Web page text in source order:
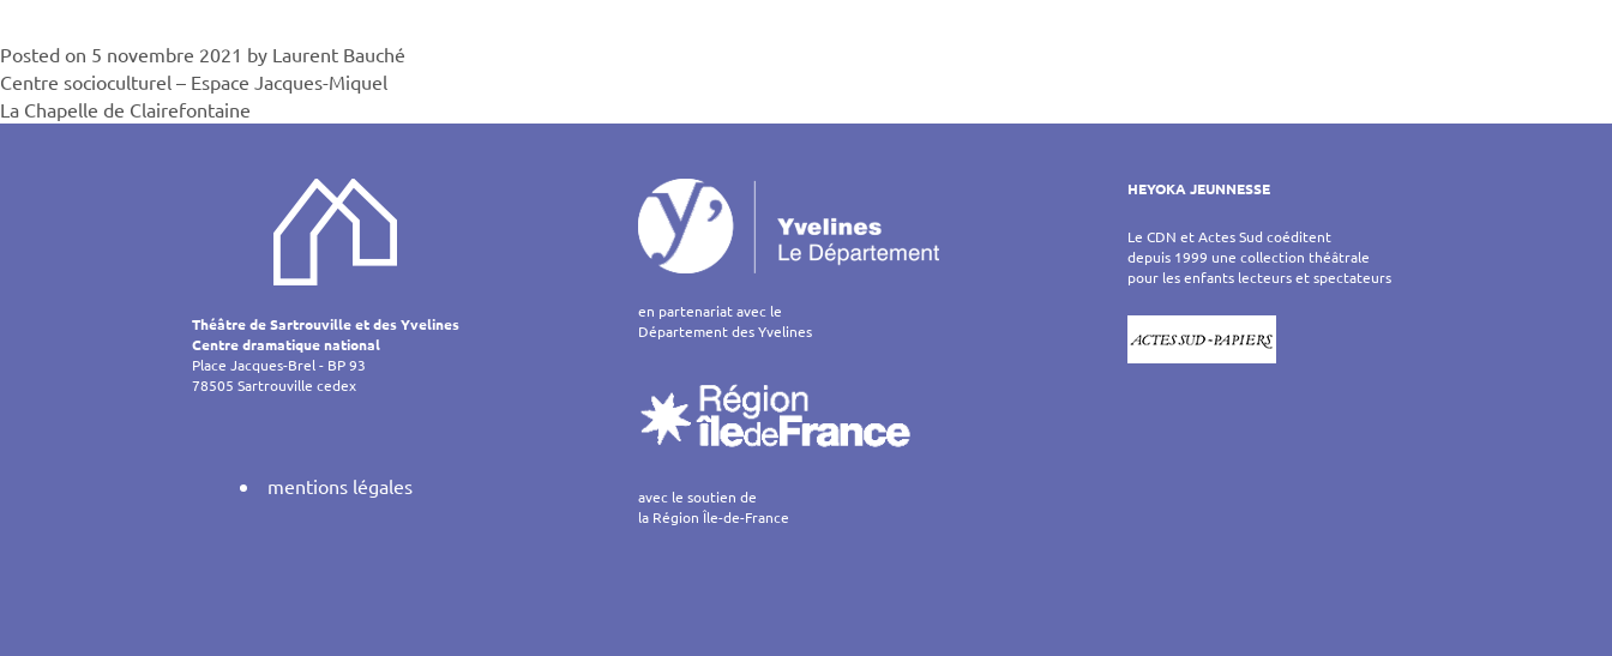
Posted on 5 novembre 2021 by Laurent Bauché
Navigation
l’article
Centre socioculturel – Espace Jacques-Miquel
La Chapelle de Clairefontaine
Théâtre de Sartrouville et des Yvelines
Centre dramatique national
Place Jacques-Brel - BP 93
78505 Sartrouville cedex
mentions légales
en partenariat avec le
Département des Yvelines
avec le soutien de
la Région Île-de-France
HEYOKA JEUNNESSE
Le CDN et Actes Sud coéditent
depuis 1999 une collection théâtrale
pour les enfants lecteurs et spectateurs